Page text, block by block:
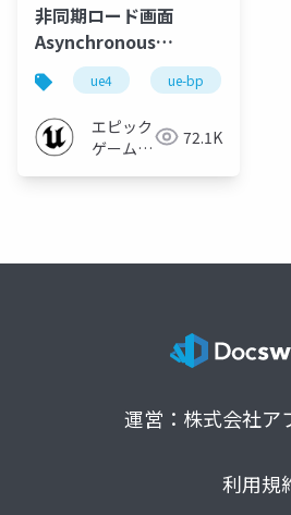
非同期ロード画面
Asynchronous
Loading Screen【第
１１回UE4勉強会 in 大
阪 2019】
ue4 ue-bp
エピック
ゲームズ
72.1K
運営：株式会社ア
利用規